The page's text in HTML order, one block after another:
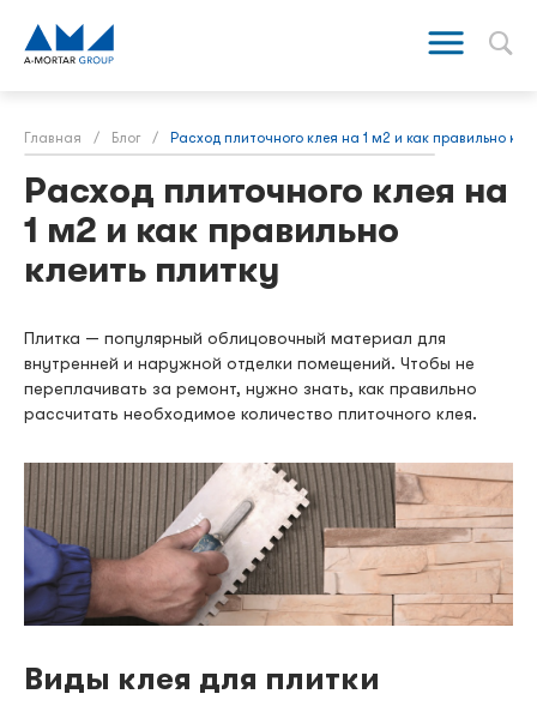
Главная / Блог / Расход плиточного клея на 1 м2 и как правильно
Расход плиточного клея на
1 м2 и как правильно
клеить плитку
Плитка — популярный облицовочный материал для
внутренней и наружной отделки помещений. Чтобы не
переплачивать за ремонт, нужно знать, как правильно
рассчитать необходимое количество плиточного клея.
Виды клея для плитки